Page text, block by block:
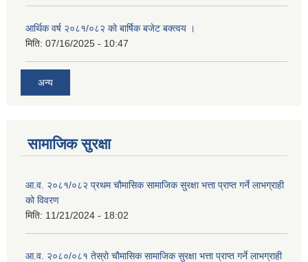
आर्थिक वर्ष २०८१/०८२ को बार्षिक बजेट बक्त्वय ।
मिति: 07/16/2025 - 10:47
अन्य
सामाजिक सुरक्षा
आ.व. २०८१/०८२ प्रथम चौमासिक सामाजिक सुरक्षा भत्ता प्राप्त गर्ने लाभग्राही
को विवरण
मिति: 11/21/2024 - 18:02
आ.व. २०८०/०८१ तेस्रो चौमासिक सामाजिक सुरक्षा भत्ता प्राप्त गर्ने लाभग्राही